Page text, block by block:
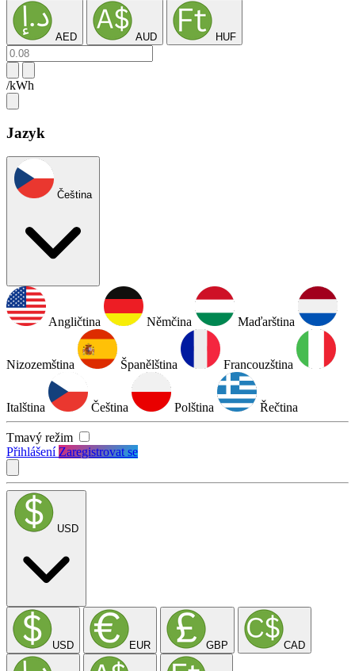
AED AUD HUF
/kWh
Jazyk
Čeština
Angličtina Němčina Maďarština
Nizozemština Španělština Francouzština
Italština Čeština Polština Řečtina
Tmavý režim
PřihlášeníZaregistrovat se
USD
USD EUR GBP CAD